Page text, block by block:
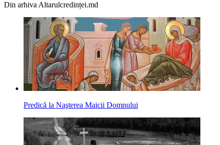
Din arhiva Altarulcredinței.md
Predică la Naşterea Maicii Domnului